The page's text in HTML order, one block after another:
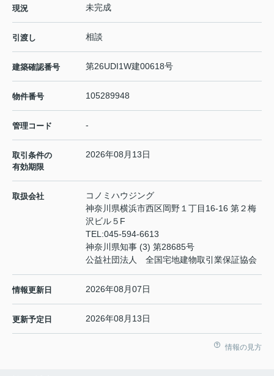
現況 未完成
引渡し 相談
建築確認番号 第26UDI1W建00618号
物件番号 105289948
管理コード -
取引条件の
有効期限
2026年08月13日
取扱会社
コノミハウジング
神奈川県横浜市西区岡野１丁目16-16 第２梅
沢ビル５F
TEL:045-594-6613
神奈川県知事 (3) 第28685号
公益社団法人 全国宅地建物取引業保証協会
情報更新日 2026年08月07日
更新予定日 2026年08月13日
情報の見方